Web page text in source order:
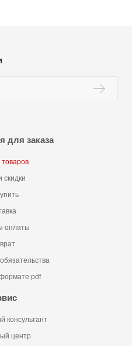
для заказа
товаров
скидки
оплаты
pdf
консультант
центр